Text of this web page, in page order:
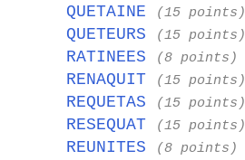
QUETAINE (15 points)
QUETEURS (15 points)
RATINEES (8 points)
RENAQUIT (15 points)
REQUETAS (15 points)
RESEQUAT (15 points)
REUNITES (8 points)